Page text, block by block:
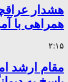
هشدار
همراهی با
۲:۱۵
مقام ارشد